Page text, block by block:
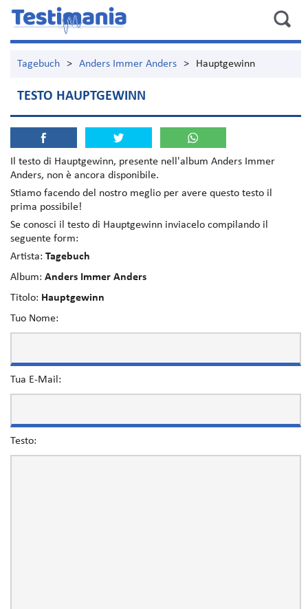
Tagebuch > Anders Immer Anders > Hauptgewinn
TESTO HAUPTGEWINN
Il testo di Hauptgewinn, presente nell'album Anders Immer
Anders, non è ancora disponibile.
Stiamo facendo del nostro meglio per avere questo testo il
prima possibile!
Se conosci il testo di Hauptgewinn inviacelo compilando il
seguente form:
Artista: Tagebuch
Album: Anders Immer Anders
Titolo: Hauptgewinn
Tuo Nome:
Tua E-Mail:
Testo: